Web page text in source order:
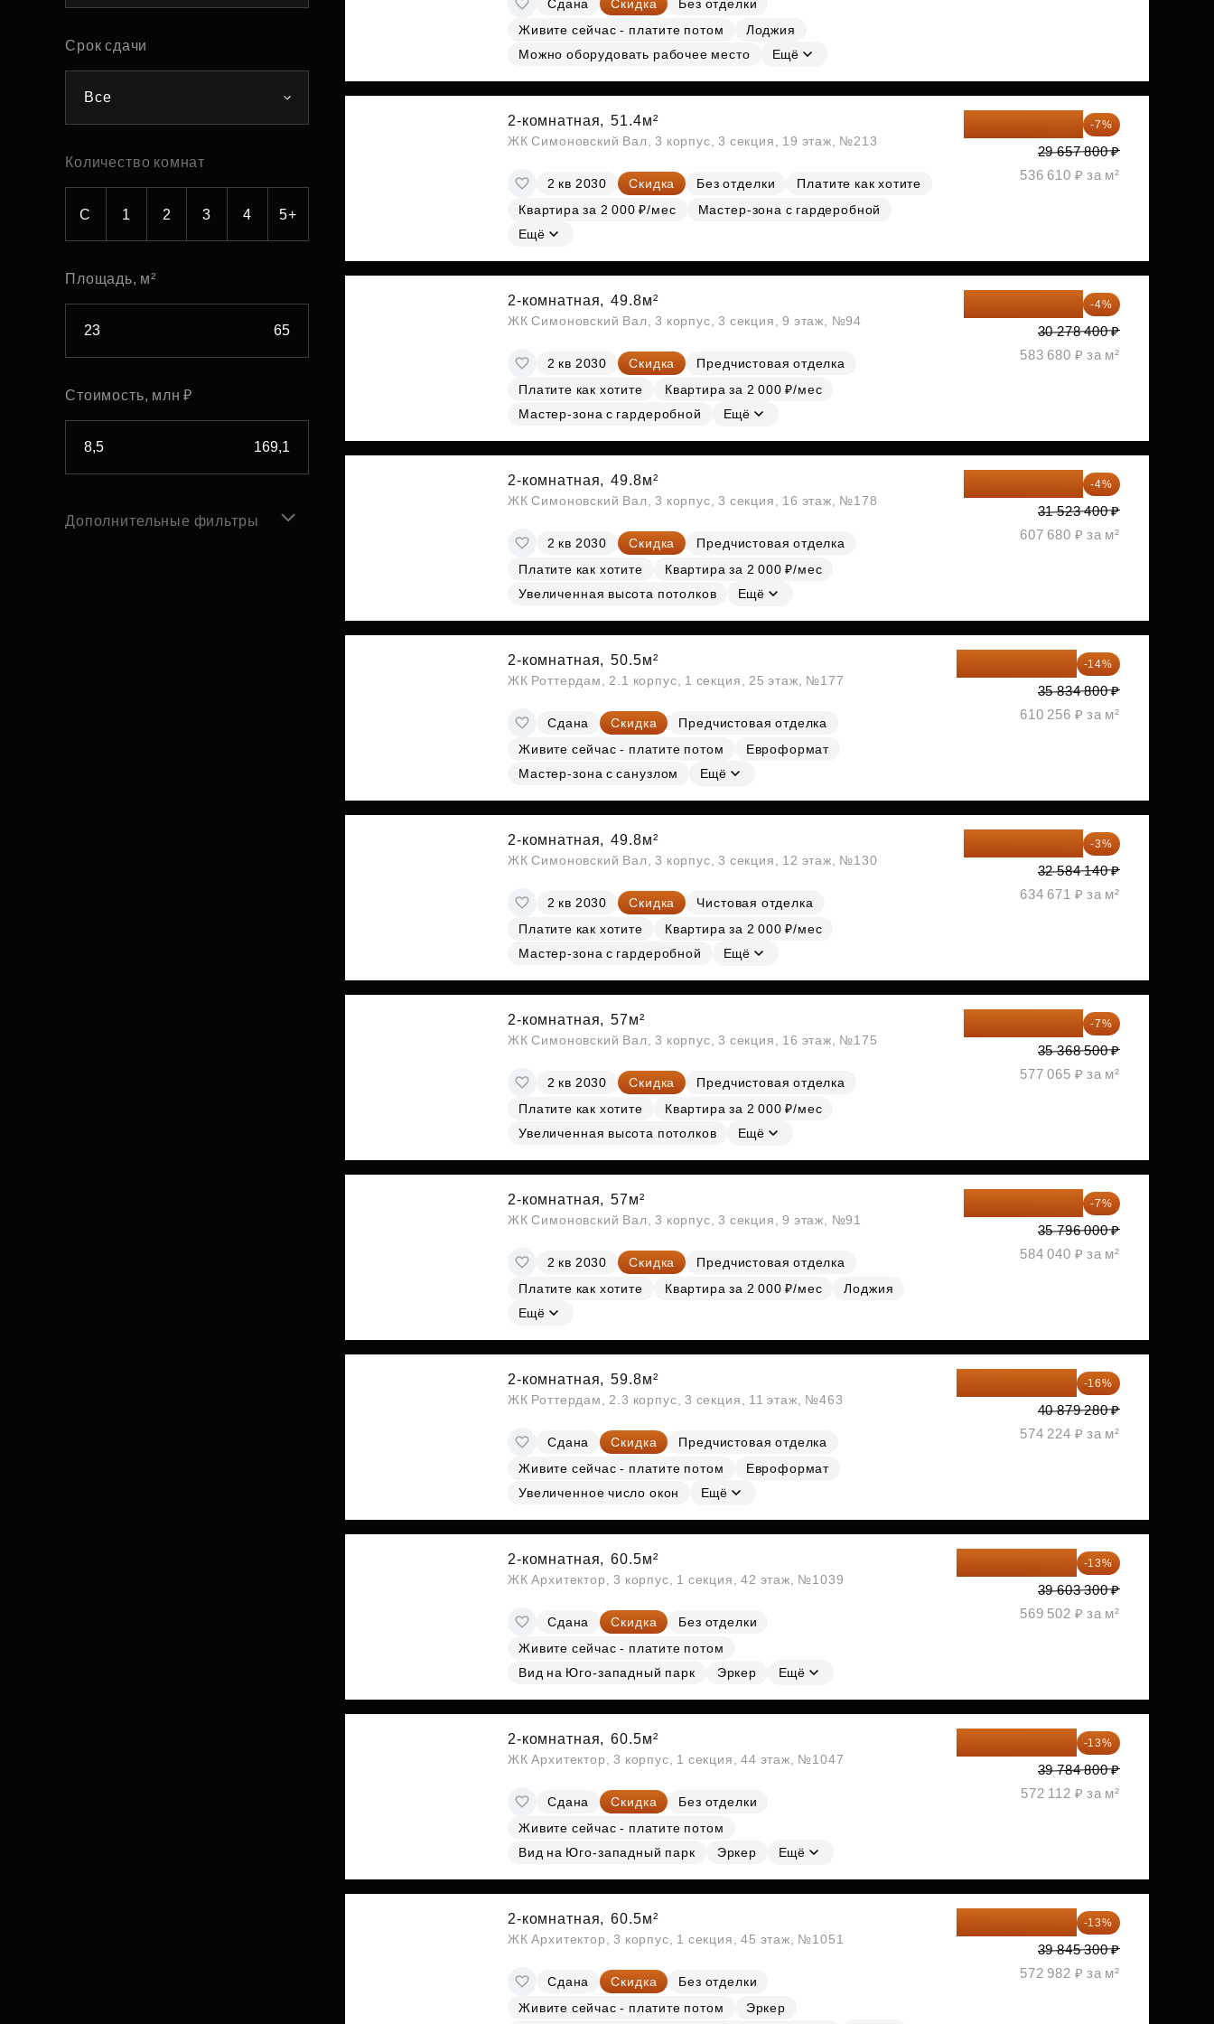
Субсидии
Срок сдачи
Все
Количество комнат
С 1 2 3 4 5+
Площадь, м²
Стоимость, млн ₽
Дополнительные фильтры
Сдана Скидка
Без отделки
Живите сейчас - платите потом
Лоджия
Можно оборудовать рабочее место
Ещё
2-комнатная, 51.4м²
ЖК Симоновский Вал, 3 корпус, 3 секция, 19 этаж, №213
2 кв 2030 Скидка Без отделки
Платите как хотите
Квартира за 2 000 ₽/мес
Мастер-зона с гардеробной
Ещё
27 581 754 ₽ -7%
29 657 800 ₽
536 610 ₽ за м²
2-комнатная, 49.8м²
ЖК Симоновский Вал, 3 корпус, 3 секция, 9 этаж, №94
2 кв 2030 Скидка
Предчистовая отделка
Платите как хотите
Квартира за 2 000 ₽/мес
Мастер-зона с гардеробной
Ещё
29 067 264 ₽ -4%
30 278 400 ₽
583 680 ₽ за м²
2-комнатная, 49.8м²
ЖК Симоновский Вал, 3 корпус, 3 секция, 16 этаж, №178
2 кв 2030 Скидка
Предчистовая отделка
Платите как хотите
Квартира за 2 000 ₽/мес
Увеличенная высота потолков
Ещё
30 262 464 ₽ -4%
31 523 400 ₽
607 680 ₽ за м²
2-комнатная, 50.5м²
ЖК Роттердам, 2.1 корпус, 1 секция, 25 этаж, №177
Сдана Скидка
Предчистовая отделка
Живите сейчас - платите потом
Евроформат
Мастер-зона с санузлом
Ещё
-14%
35 834 800 ₽
610 256 ₽ за м²
2-комнатная, 49.8м²
ЖК Симоновский Вал, 3 корпус, 3 секция, 12 этаж, №130
2 кв 2030 Скидка
Чистовая отделка
Платите как хотите
Квартира за 2 000 ₽/мес
Мастер-зона с гардеробной
Ещё
31 606 616 ₽ -3%
32 584 140 ₽
634 671 ₽ за м²
2-комнатная, 57м²
ЖК Симоновский Вал, 3 корпус, 3 секция, 16 этаж, №175
2 кв 2030 Скидка
Предчистовая отделка
Платите как хотите
Квартира за 2 000 ₽/мес
Увеличенная высота потолков
Ещё
32 892 705 ₽ -7%
35 368 500 ₽
577 065 ₽ за м²
2-комнатная, 57м²
ЖК Симоновский Вал, 3 корпус, 3 секция, 9 этаж, №91
2 кв 2030 Скидка
Предчистовая отделка
Платите как хотите
Квартира за 2 000 ₽/мес
Лоджия
Ещё
33 290 280 ₽ -7%
35 796 000 ₽
584 040 ₽ за м²
2-комнатная, 59.8м²
ЖК Роттердам, 2.3 корпус, 3 секция, 11 этаж, №463
Сдана Скидка
Предчистовая отделка
Живите сейчас - платите потом
Евроформат
Увеличенное число окон
Ещё
-16%
40 879 280 ₽
574 224 ₽ за м²
2-комнатная, 60.5м²
ЖК Архитектор, 3 корпус, 1 секция, 42 этаж, №1039
Сдана Скидка
Без отделки
Живите сейчас - платите потом
Вид на Юго-западный парк
Эркер Ещё
-13%
39 603 300 ₽
569 502 ₽ за м²
2-комнатная, 60.5м²
ЖК Архитектор, 3 корпус, 1 секция, 44 этаж, №1047
Сдана Скидка
Без отделки
Живите сейчас - платите потом
Вид на Юго-западный парк
Эркер Ещё
-13%
39 784 800 ₽
572 112 ₽ за м²
2-комнатная, 60.5м²
ЖК Архитектор, 3 корпус, 1 секция, 45 этаж, №1051
Сдана Скидка
Без отделки
Живите сейчас - платите потом
Эркер
-13%
39 845 300 ₽
572 982 ₽ за м²